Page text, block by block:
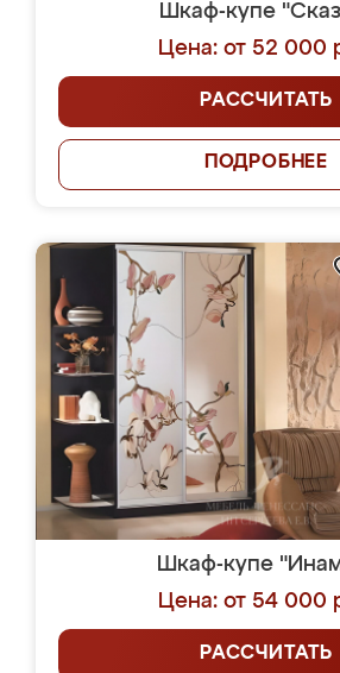
Шкаф-купе
Цена: от 52 000
РАССЧИТАТЬ
ПОДРОБНЕЕ
Шкаф-купе
Цена: от 54 000
РАССЧИТАТЬ